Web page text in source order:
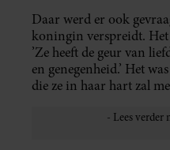
Daar werd er ook
koningin verspreidt.
’Ze heeft de geur van
en genegenheid.’ Het
die ze in haar hart zal